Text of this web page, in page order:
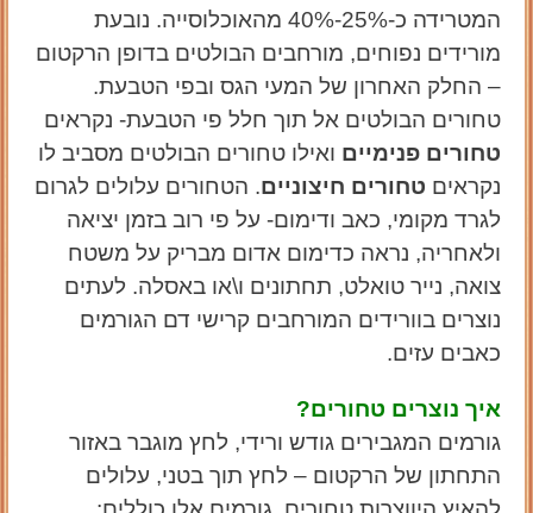
המטרידה כ-25%-40% מהאוכלוסייה. נובעת
מורידים נפוחים, מורחבים הבולטים בדופן הרקטום
– החלק האחרון של המעי הגס ובפי הטבעת.
טחורים הבולטים אל תוך חלל פי הטבעת- נקראים
טחורים פנימיים ואילו טחורים הבולטים מסביב לו
נקראים טחורים חיצוניים. הטחורים עלולים לגרום
לגרד מקומי, כאב ודימום- על פי רוב בזמן יציאה
ולאחריה, נראה כדימום אדום מבריק על משטח
צואה, נייר טואלט, תחתונים ו\או באסלה. לעתים
נוצרים בוורידים המורחבים קרישי דם הגורמים
כאבים עזים.
איך נוצרים טחורים?
גורמים המגבירים גודש ורידי, לחץ מוגבר באזור
התחתון של הרקטום – לחץ תוך בטני, עלולים